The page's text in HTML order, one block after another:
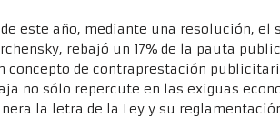
este año, mediante una resolución, el
rebajó un 17% de la pauta
concepto de contraprestación
no sólo repercute en las exiguas
la letra de la Ley y su